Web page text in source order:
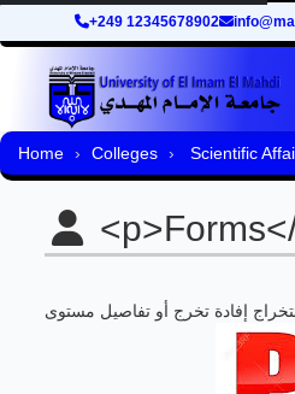
+249 12345678902
Home Colleges Scientific
إفادة تخرج أو تفاصيل مستوى